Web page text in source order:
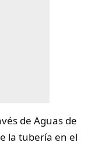
de Aguas de
la tubería en el